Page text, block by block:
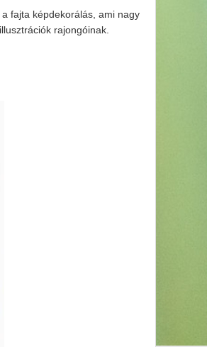
fajta képdekorálás, ami nagy
rajongóinak.